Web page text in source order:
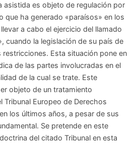
asistida es objeto de regulación por
que ha generado «paraísos» en los
a cabo el ejercicio del llamado
cuando la legislación de su país de
Esta situación pone en
de las partes involucradas en el
de la cual se trate. Este
objeto de un tratamiento
Tribunal Europeo de Derechos
los últimos años, a pesar de sus
Se pretende en este
del citado Tribunal en esta